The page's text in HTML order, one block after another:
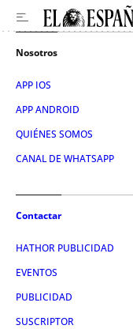
Nosotros
APP IOS
APP ANDROID
QUIÉNES SOMOS
CANAL DE WHATSAPP
Contactar
HATHOR PUBLICIDAD
EVENTOS
PUBLICIDAD
SUSCRIPTOR